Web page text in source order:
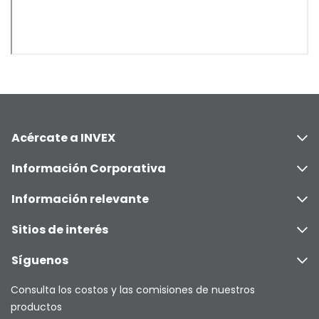
Acércate a INVEX
Información Corporativa
Información relevante
Sitios de interés
Síguenos
Consulta los costos y las comisiones de nuestros
productos